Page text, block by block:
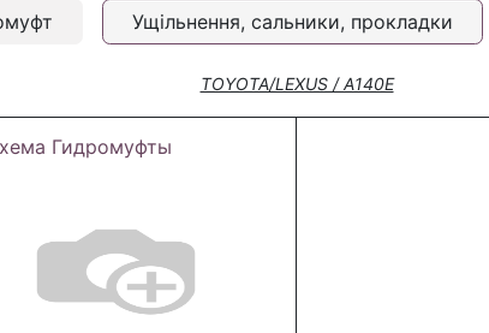
Ущільнення, сальники, прокладки
TOYOTA/LEXUS / A140E
Гидромуфты